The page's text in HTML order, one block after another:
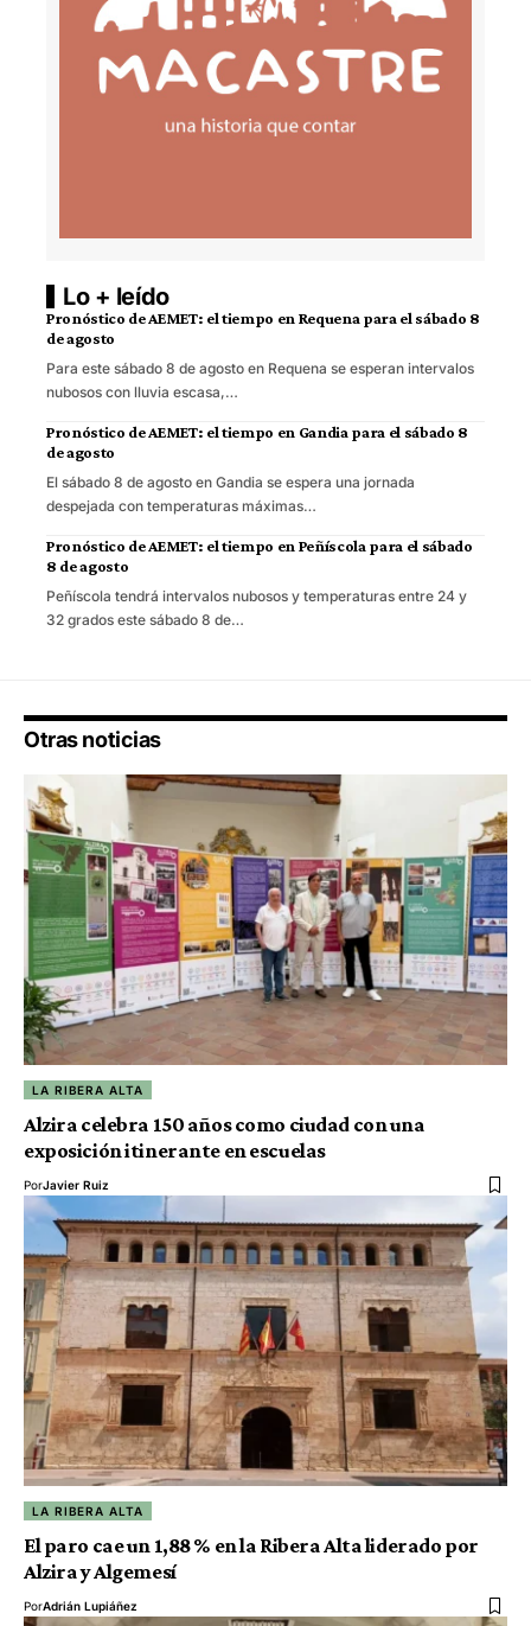
Lo + leído
Pronóstico de AEMET: el tiempo en Requena para el sábado 8
de agosto
Para este sábado 8 de agosto en Requena se esperan intervalos
nubosos con lluvia escasa,…
Pronóstico de AEMET: el tiempo en Gandia para el sábado 8
de agosto
El sábado 8 de agosto en Gandia se espera una jornada
despejada con temperaturas máximas…
Pronóstico de AEMET: el tiempo en Peñíscola para el sábado
8 de agosto
Peñíscola tendrá intervalos nubosos y temperaturas entre 24 y
32 grados este sábado 8 de…
Otras noticias
LA RIBERA ALTA
Alzira celebra 150 años como ciudad con una
exposición itinerante en escuelas
PorJavier Ruiz
LA RIBERA ALTA
El paro cae un 1,88 % en la Ribera Alta liderado por
Alzira y Algemesí
PorAdrián Lupiáñez